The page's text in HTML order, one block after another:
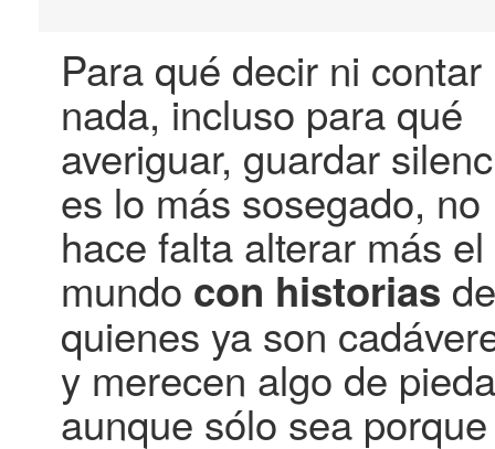
Para qué decir ni contar
nada, incluso para qué
averiguar, guardar
es lo más sosegado, no
hace falta alterar más el
mundo con historias de
quienes ya son
y merecen algo de
aunque sólo sea porque